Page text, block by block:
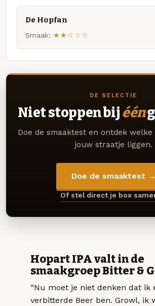
De Hopfan
Smaak: ★★☆☆☆
DE SELECTIE
Niet stoppen bij één
Doe de smaaktest en ontdek
jouw straatje liggen.
Doe de smaaktest →
Of stel direct je box
Hopart IPA valt in de
smaakgroep Bitter &
“Nu moet je niet denken dat ik
verbitterde Beer ben. Growl, ik